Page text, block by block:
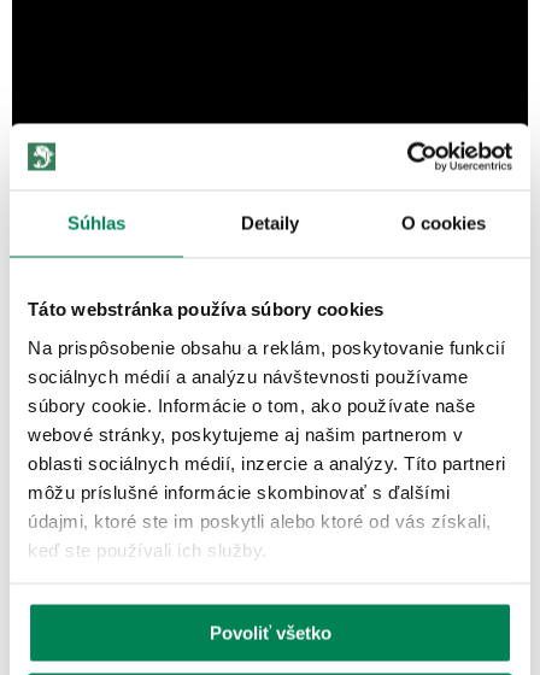
Súhlas Detaily O cookies
Táto webstránka používa súbory cookies
Na prispôsobenie obsahu a reklám, poskytovanie funkcií
sociálnych médií a analýzu návštevnosti používame
súbory cookie. Informácie o tom, ako používate naše
webové stránky, poskytujeme aj našim partnerom v
oblasti sociálnych médií, inzercie a analýzy. Títo partneri
môžu príslušné informácie skombinovať s ďalšími
údajmi, ktoré ste im poskytli alebo ktoré od vás získali,
keď ste používali ich služby.
Povoliť všetko
ĎALŠIE PRODUKTY TEJ ISTEJ
ZNAČKY
Zľava -39.00€
4 varianty
pôvodneod 199.90 €